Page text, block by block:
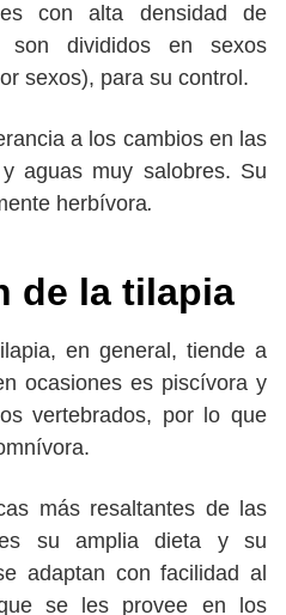
con alta densidad de
divididos en sexos
sexos), para su control.
a los cambios en las
aguas muy salobres. Su
herbívora.
de la tilapia
en general, tiende a
ocasiones es piscívora y
vertebrados, por lo que
más resaltantes de las
su amplia dieta y su
adaptan con facilidad al
se les provee en los